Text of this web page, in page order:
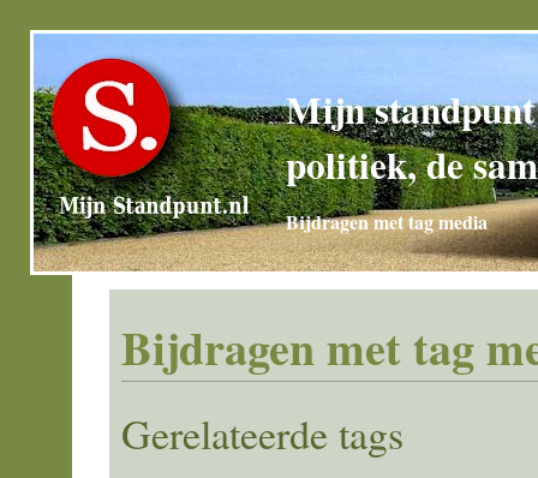
Mijn
politiek, de
Bijdragen met tag media
Bijdragen met tag
Gerelateerde tags